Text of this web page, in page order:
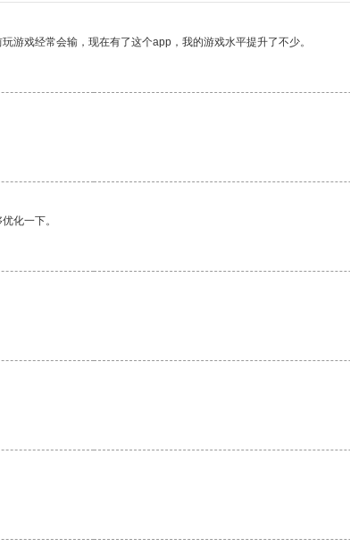
游戏经常会输，现在有了这个app，我的游戏水平提升了不少。
化一下。